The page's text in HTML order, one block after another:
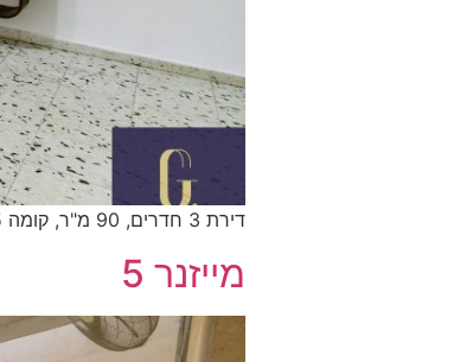
דירת 3 חדרים, 90 מ"ר, קומה 5, מחיר: 1,820,000ש"ח
מייזנר 5